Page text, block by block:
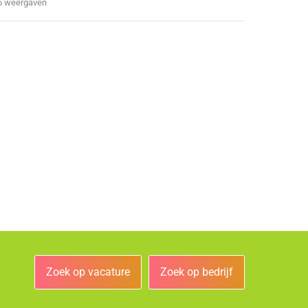
weergaven
Zoek op vacature Zoek op bedrijf